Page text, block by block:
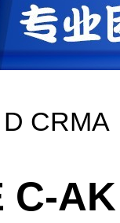
CRMA
C-AK